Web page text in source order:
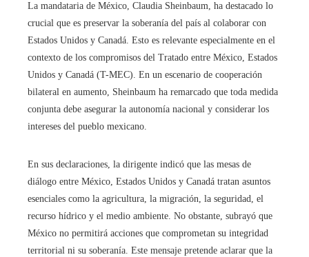
La mandataria de México, Claudia Sheinbaum, ha destacado lo
crucial que es preservar la soberanía del país al colaborar con
Estados Unidos y Canadá. Esto es relevante especialmente en el
contexto de los compromisos del Tratado entre México, Estados
Unidos y Canadá (T-MEC). En un escenario de cooperación
bilateral en aumento, Sheinbaum ha remarcado que toda medida
conjunta debe asegurar la autonomía nacional y considerar los
intereses del pueblo mexicano.
En sus declaraciones, la dirigente indicó que las mesas de
diálogo entre México, Estados Unidos y Canadá tratan asuntos
esenciales como la agricultura, la migración, la seguridad, el
recurso hídrico y el medio ambiente. No obstante, subrayó que
México no permitirá acciones que comprometan su integridad
territorial ni su soberanía. Este mensaje pretende aclarar que la